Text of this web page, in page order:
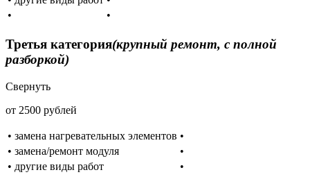
•
•
Третья категория(крупный ремонт, с полной
разборкой)
Свернуть
от 2500 рублей
• замена нагревательных элементов •
• замена/ремонт модуля
•
• другие виды работ
•